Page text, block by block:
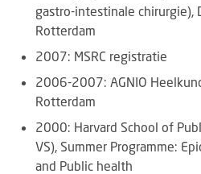
gastro-intestinale chirurgie),
Rotterdam
2007: MSRC registratie
2006-2007: AGNIO
Rotterdam
2000: Harvard School of
VS), Summer Programme:
and Public health